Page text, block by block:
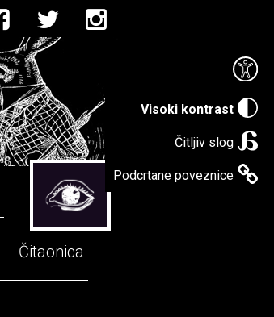
Visoki kontrast
Čitljiv slog
Podcrtane poveznice
Čitaonica